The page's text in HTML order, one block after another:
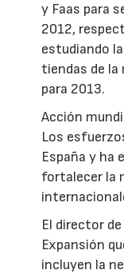
y Faas para
2012,
estudiando
tiendas de la
para 2013.
Acción
Los
España y ha
fortalecer la
El director
Expansión
incluyen la